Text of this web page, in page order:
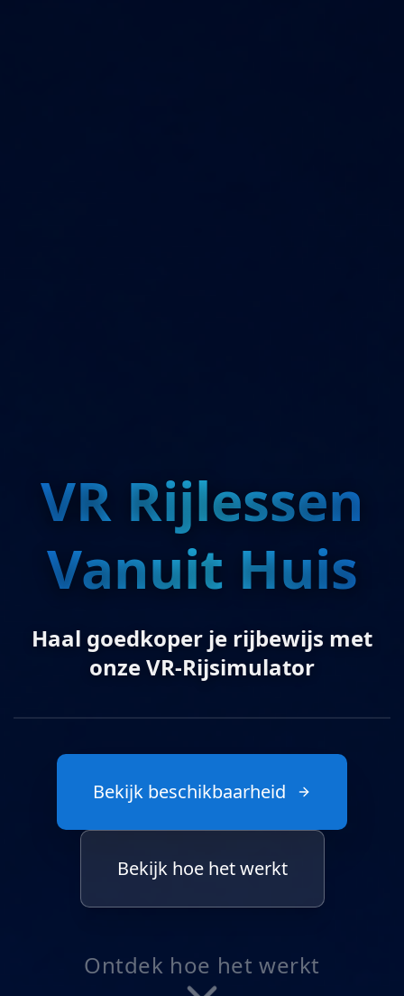
VR Rijlessen
Vanuit Huis
Haal goedkoper je rijbewijs met
onze VR-Rijsimulator
Druk voor geluid
Bekijk beschikbaarheid
Bekijk hoe het werkt
Ontdek hoe het werkt